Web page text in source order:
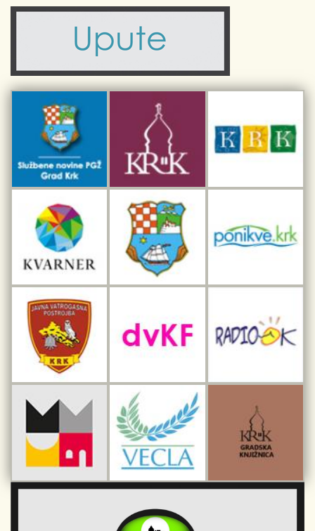
Komunalne usluge
Civilni sektor (arhiva udruga)
Sport i rekreacija
Turistička zajednica otoka Krka
Kulturno-turistička ruta Putovima Frankopana
Dar iz Krka
Interpretacijski centar pomorske baštine